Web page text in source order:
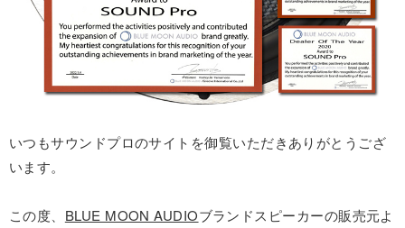
いつもサウンドプロのサイトを御覧いただきありがとうござ
います。
この度、 BLUE MOON AUDIOブランドスピーカーの販売元よ